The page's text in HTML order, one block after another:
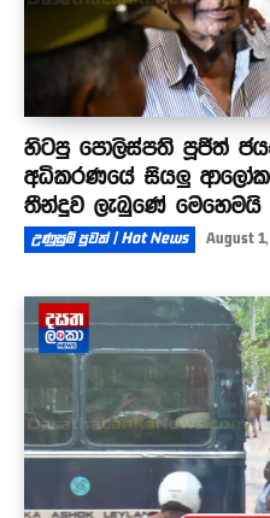
හිටපු පොලිස්පති පූජිත්
අධිකරණයේ සියලු ආලෝක
තීන්දුව ලැබුණේ මෙහෙමයි
උණුසුම් පුවත් | Hot News August